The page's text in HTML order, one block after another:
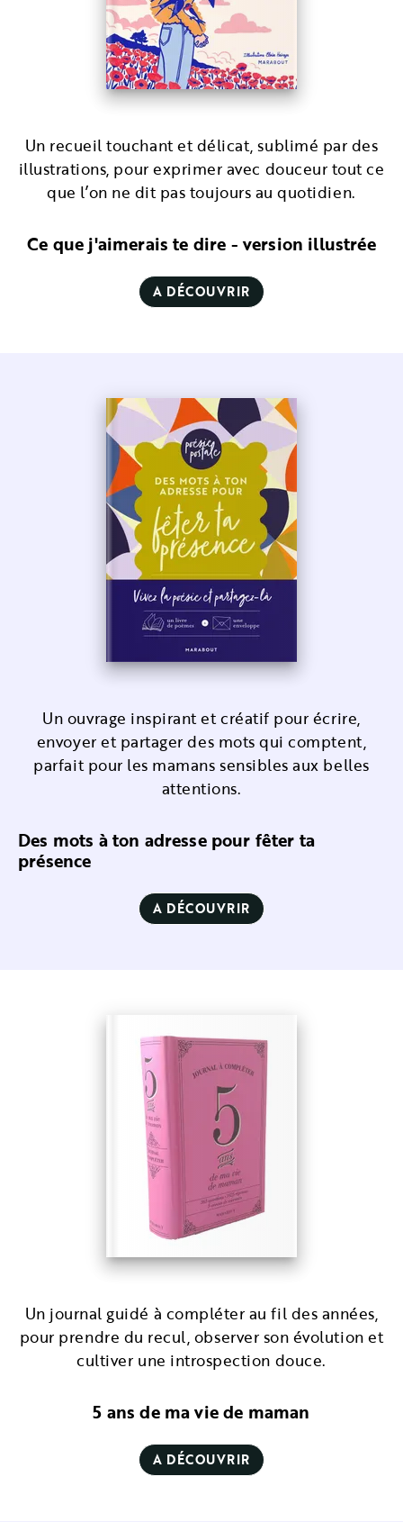
Un recueil touchant et délicat, sublimé par des
illustrations, pour exprimer avec douceur tout ce
que l’on ne dit pas toujours au quotidien.
Ce que j'aimerais te dire - version illustrée
A DÉCOUVRIR
Un ouvrage inspirant et créatif pour écrire,
envoyer et partager des mots qui comptent,
parfait pour les mamans sensibles aux belles
attentions.
Des mots à ton adresse pour fêter ta
présence
A DÉCOUVRIR
Un journal guidé à compléter au fil des années,
pour prendre du recul, observer son évolution et
cultiver une introspection douce.
5 ans de ma vie de maman
A DÉCOUVRIR